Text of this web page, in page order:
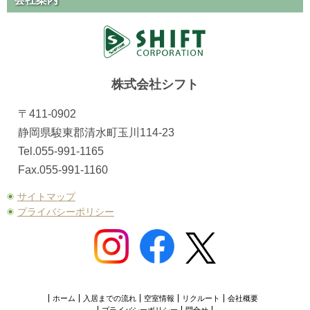
株式会社シフト
〒411-0902
静岡県駿東郡清水町玉川114-23
Tel.055-991-1165
Fax.055-991-1160
サイトマップ
プライバシーポリシー
ホーム 入居までの流れ 空室情報 リクルート
会社概要